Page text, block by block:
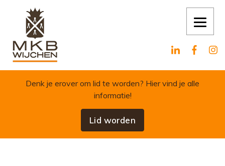
Skip to content
Denk je erover om lid te worden? Hier vind je alle
informatie!
Lid worden